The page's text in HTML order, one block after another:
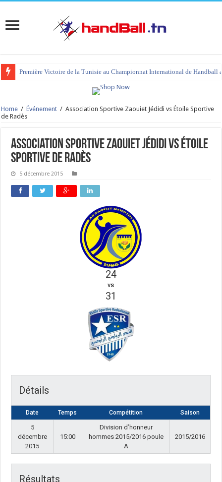
Première Victoire de la Tunisie au Championnat International de Handball
Home / Événement / Association Sportive Zaouiet Jédidi vs Étoile Sportive
de Radès
Association Sportive Zaouiet Jédidi vs Étoile
Sportive de Radès
5 décembre 2015
24
vs
31
Détails
Date Temps Compétition Saison
5
décembre
2015
15:00
Division d’honneur
hommes 2015/2016 poule
A
2015/2016
Résultats